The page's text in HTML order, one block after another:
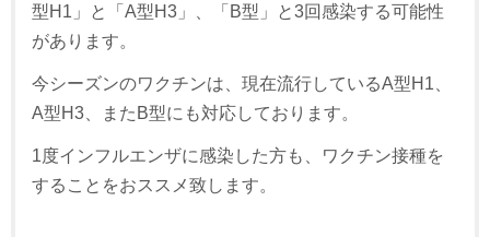
型H1」と「A型H3」、「B型」と3回感染する可能性
があります。
今シーズンのワクチンは、現在流行しているA型H1、
A型H3、またB型にも対応しております。
1度インフルエンザに感染した方も、ワクチン接種を
することをおススメ致します。